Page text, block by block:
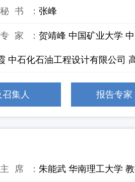
书： 张峰
家： 贺靖峰 中国矿业大学
中石化石油工程设计有限公司
集人 报告专家
席： 朱能武 华南理工大学